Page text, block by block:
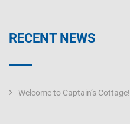
RECENT NEWS
Welcome to Captain’s Cottage!